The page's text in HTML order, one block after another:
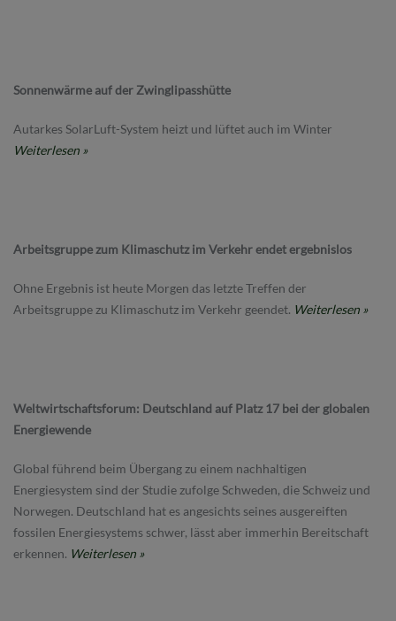
Sonnenwärme auf der Zwinglipasshütte
Autarkes SolarLuft-System heizt und lüftet auch im Winter
Weiterlesen »
Arbeitsgruppe zum Klimaschutz im Verkehr endet ergebnislos
Ohne Ergebnis ist heute Morgen das letzte Treffen der
Arbeitsgruppe zu Klimaschutz im Verkehr geendet. Weiterlesen »
Weltwirtschaftsforum: Deutschland auf Platz 17 bei der globalen
Energiewende
Global führend beim Übergang zu einem nachhaltigen
Energiesystem sind der Studie zufolge Schweden, die Schweiz und
Norwegen. Deutschland hat es angesichts seines ausgereiften
fossilen Energiesystems schwer, lässt aber immerhin Bereitschaft
erkennen. Weiterlesen »